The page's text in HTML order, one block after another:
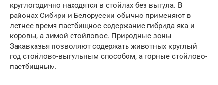
круглогодично находятся в стойлах без выгула. В
районах Сибири и Белоруссии обычно применяют в
летнее время пастбищное содержание гибрида яка и
коровы, а зимой стойловое. Природные зоны
Закавказья позволяют содержать животных круглый
год стойлово-выгульным способом, а горные стойлово-
пастбищным.